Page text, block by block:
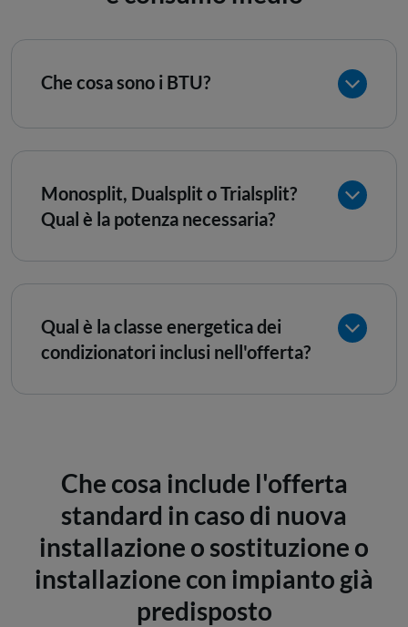
Che cosa sono i BTU?
Monosplit, Dualsplit o Trialsplit?
Qual è la potenza necessaria?
Qual è la classe energetica dei
condizionatori inclusi nell'offerta?
Che cosa include l'offerta
standard in caso di nuova
installazione o sostituzione o
installazione con impianto già
predisposto